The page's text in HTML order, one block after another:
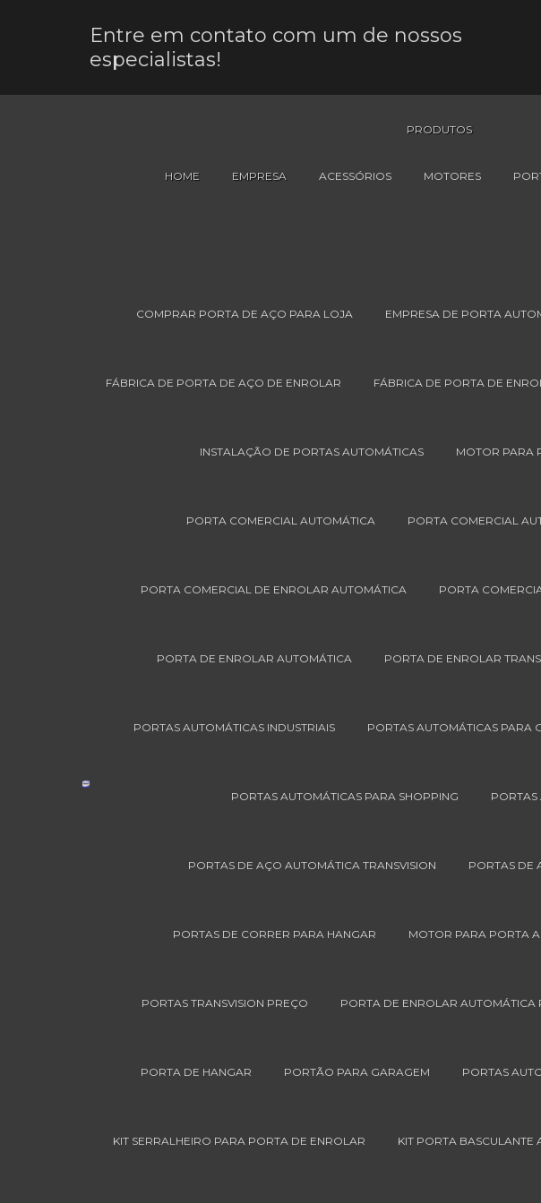
Entre em contato com um de nossos
especialistas!
HOME EMPRESA
PRODUTOS
ACESSÓRIOS MOTORES
COMPRAR PORTA DE AÇO PARA LOJA EMPRESA DE PORTA
FÁBRICA DE PORTA DE AÇO DE ENROLAR FÁBRICA DE PORTA DE
INSTALAÇÃO DE PORTAS AUTOMÁTICAS MOTOR PARA
PORTA COMERCIAL AUTOMÁTICA PORTA COMERCIAL
PORTA COMERCIAL DE ENROLAR AUTOMÁTICA PORTA
PORTA DE ENROLAR AUTOMÁTICA PORTA DE ENROLAR
PORTAS AUTOMÁTICAS INDUSTRIAIS PORTAS AUTOMÁTICAS PARA
PORTAS AUTOMÁTICAS PARA SHOPPING PORTAS
PORTAS DE AÇO AUTOMÁTICA TRANSVISION PORTAS DE
PORTAS DE CORRER PARA HANGAR MOTOR PARA PORTA
PORTAS TRANSVISION PREÇO PORTA DE ENROLAR AUTOMÁTICA
PORTA DE HANGAR PORTÃO PARA GARAGEM PORTAS
KIT SERRALHEIRO PARA PORTA DE ENROLAR KIT PORTA BASCULANTE